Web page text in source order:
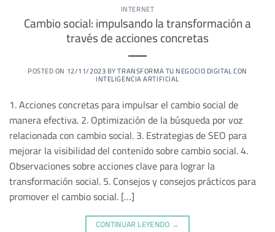
INTERNET
Cambio social: impulsando la transformación a
través de acciones concretas
POSTED ON 12/11/2023BYTRANSFORMA TU NEGOCIO DIGITAL CON
INTELIGENCIA ARTIFICIAL
1. Acciones concretas para impulsar el cambio social de
manera efectiva. 2. Optimización de la búsqueda por voz
relacionada con cambio social. 3. Estrategias de SEO para
mejorar la visibilidad del contenido sobre cambio social. 4.
Observaciones sobre acciones clave para lograr la
transformación social. 5. Consejos y consejos prácticos para
promover el cambio social. […]
CONTINUAR LEYENDO →